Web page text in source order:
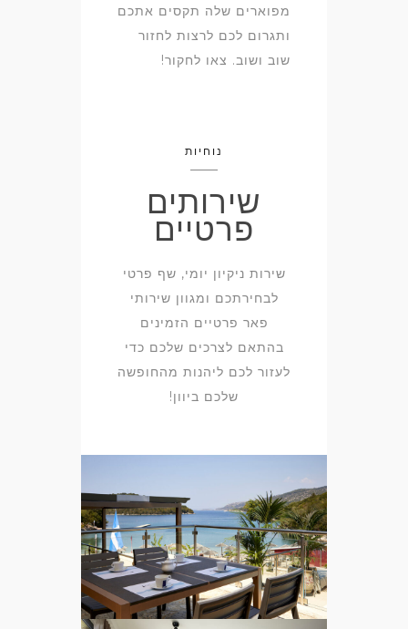
מפוארים שלה תקסים אתכם
ותגרום לכם לרצות לחזור
שוב ושוב. צאו לחקור!
נוחיות
שירותים
פרטיים
שירות ניקיון יומי, שף פרטי
לבחירתכם ומגוון שירותי
פאר פרטיים הזמינים
בהתאם לצרכים שלכם כדי
לעזור לכם ליהנות מהחופשה
שלכם ביוון!